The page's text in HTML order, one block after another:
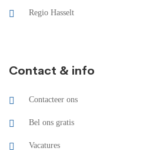
Regio Hasselt
Contact & info
Contacteer ons
Bel ons gratis
Vacatures